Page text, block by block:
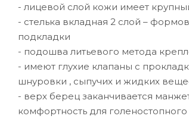
- лицевой слой кожи имеет
- стелька вкладная 2 слой –
подкладки
- подошва литьевого метода
- имеют глухие клапаны с
шнуровки , сыпучих и жидких
- верх берец заканчивается
комфортность для